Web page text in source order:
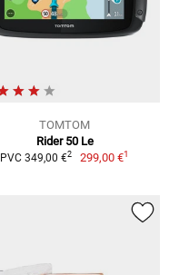
TOMTOM
Rider 50 Le
PVC 349,00 €2 299,00 €1